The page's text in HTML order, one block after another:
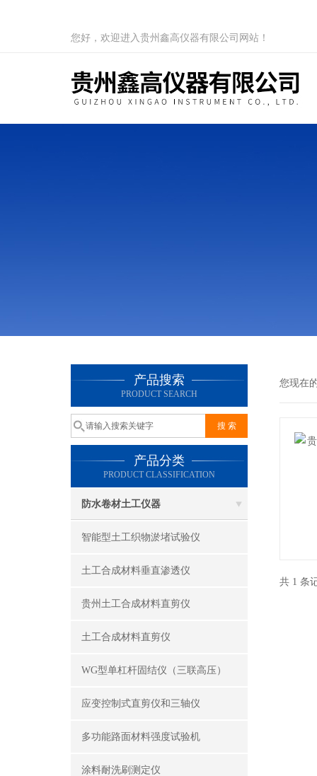
您好，欢迎进入贵州鑫高仪器有限公司网站！
产品搜索
PRODUCT SEARCH
产品分类
PRODUCT CLASSIFICATION
防水卷材土工仪器
智能型土工织物淤堵试验仪
土工合成材料垂直渗透仪
贵州土工合成材料直剪仪
土工合成材料直剪仪
WG型单杠杆固结仪（三联高压）
应变控制式直剪仪和三轴仪
多功能路面材料强度试验机
涂料耐洗刷测定仪
您现在
共 1 条